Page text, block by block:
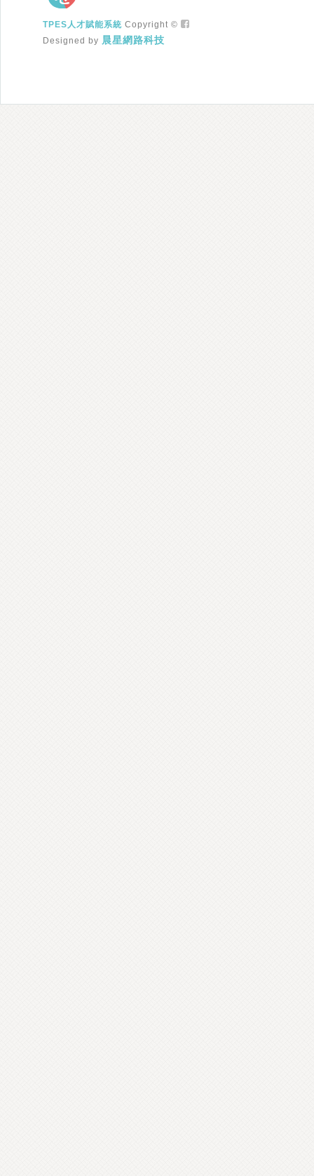
TPES人才賦能系統 Copyright ©
Designed by 晨星網路科技